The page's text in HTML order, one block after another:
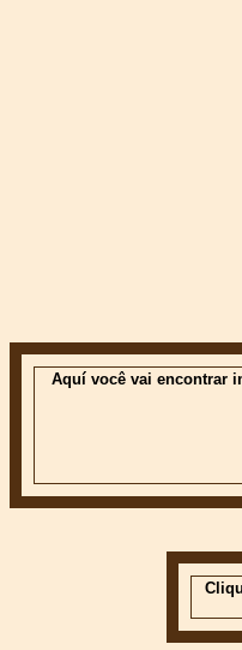
Aquí você vai encontrar